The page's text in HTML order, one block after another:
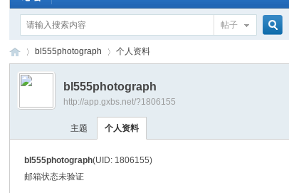
帖子
›
bl555photograph 个人资料
bl555photograph
http://app.gxbs.net/?1806155
主题 个人资料
bl555photograph(UID: 1806155)
邮箱状态未验证